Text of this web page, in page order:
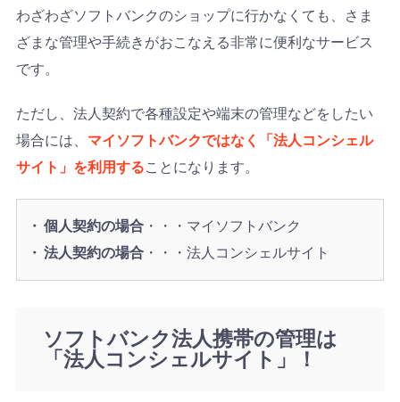
わざわざソフトバンクのショップに行かなくても、さま
ざまな管理や手続きがおこなえる非常に便利なサービス
です。
ただし、法人契約で各種設定や端末の管理などをしたい
場合には、 マイソフトバンクではなく「法人コンシェル
サイト」を利用することになります。
個人契約の場合・・・マイソフトバンク
法人契約の場合・・・法人コンシェルサイト
ソフトバンク法人携帯の管理は
「法人コンシェルサイト」！